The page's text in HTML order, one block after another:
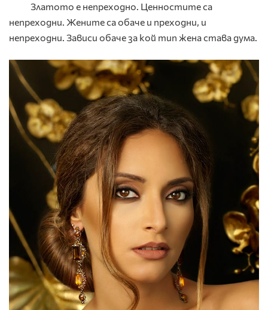
Златото е непреходно. Ценностите са
непреходни. Жените са обаче и преходни, и
непреходни. Зависи обаче за кой тип жена става дума.